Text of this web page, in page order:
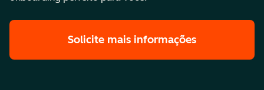
Solicite mais informações